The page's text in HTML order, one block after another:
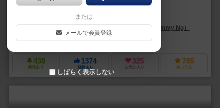
り、残ったプレイヤーは捜査官と...
トビー・ホー（Tobey Ho）
トミー・Ng（Tommy Ng）
グレイフォックスゲームズ（Grey Fox Games）
438
興味あり
1374
経験あり
325
お気に入り
785
持ってる
または
メールで会員登録
しばらく表示しない